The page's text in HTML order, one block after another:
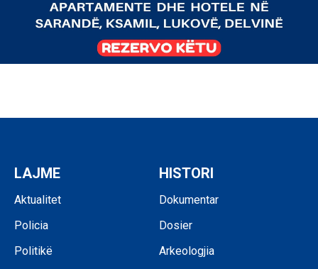
LAJME
Aktualitet
Policia
Politikë
HISTORI
Dokumentar
Dosier
Arkeologjia